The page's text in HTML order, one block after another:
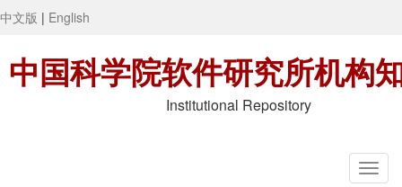
中文版 | English
中国科学院软件研究所机构
Institutional Repository